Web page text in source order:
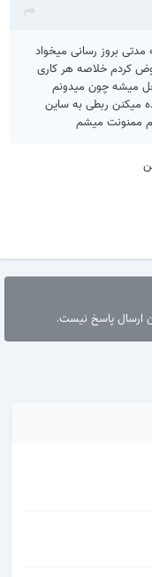
بروز رسانی میخواد
خلاصه هر کاری
میشه چون میدونم
میکنن ربطی به ساین
ممنونت میشم
پاسخ نیست.